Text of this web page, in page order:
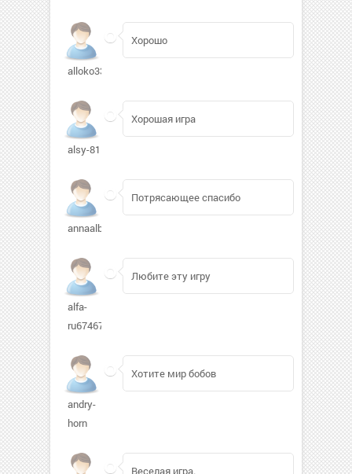
alloko33
Хорошо
alsy-81
Хорошая игра
annaalba
Потрясающее спасибо
alfa-
ru67467
Любите эту игру
andry-
horn
Хотите мир бобов
Веселая игра.